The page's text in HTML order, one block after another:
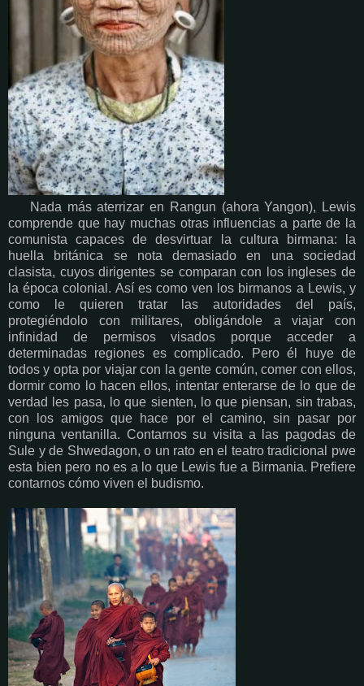
Nada más aterrizar en Rangun (ahora Yangon), Lewis
comprende que hay muchas otras influencias a parte de la
comunista capaces de desvirtuar la cultura birmana: la
huella británica se nota demasiado en una sociedad
clasista, cuyos dirigentes se comparan con los ingleses de
la época colonial. Así es como ven los birmanos a Lewis, y
como le quieren tratar las autoridades del país,
protegiéndolo con militares, obligándole a viajar con
infinidad de permisos visados porque acceder a
determinadas regiones es complicado. Pero él huye de
todos y opta por viajar con la gente común, comer con ellos,
dormir como lo hacen ellos, intentar enterarse de lo que de
verdad les pasa, lo que sienten, lo que piensan, sin trabas,
con los amigos que hace por el camino, sin pasar por
ninguna ventanilla. Contarnos su visita a las pagodas de
Sule y de Shwedagon, o un rato en el teatro tradicional pwe
esta bien pero no es a lo que Lewis fue a Birmania. Prefiere
contarnos cómo viven el budismo.